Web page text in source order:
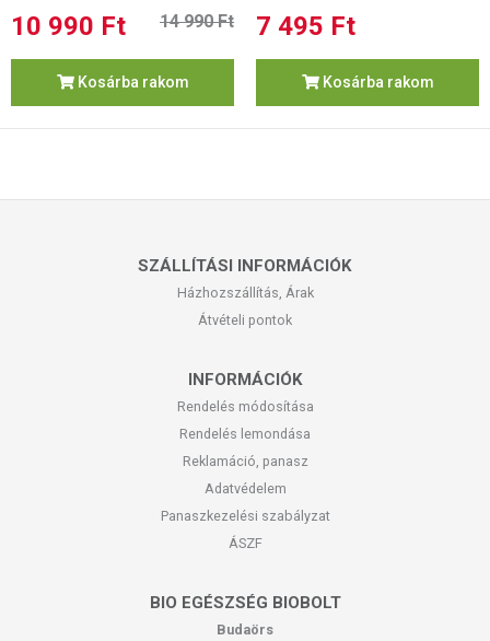
10 990 Ft 14 990 Ft
Kosárba rakom
7 495 Ft
Kosárba rakom
SZÁLLÍTÁSI INFORMÁCIÓK
Házhozszállítás, Árak
Átvételi pontok
INFORMÁCIÓK
Rendelés módosítása
Rendelés lemondása
Reklamáció, panasz
Adatvédelem
Panaszkezelési szabályzat
ÁSZF
BIO EGÉSZSÉG BIOBOLT
Budaörs